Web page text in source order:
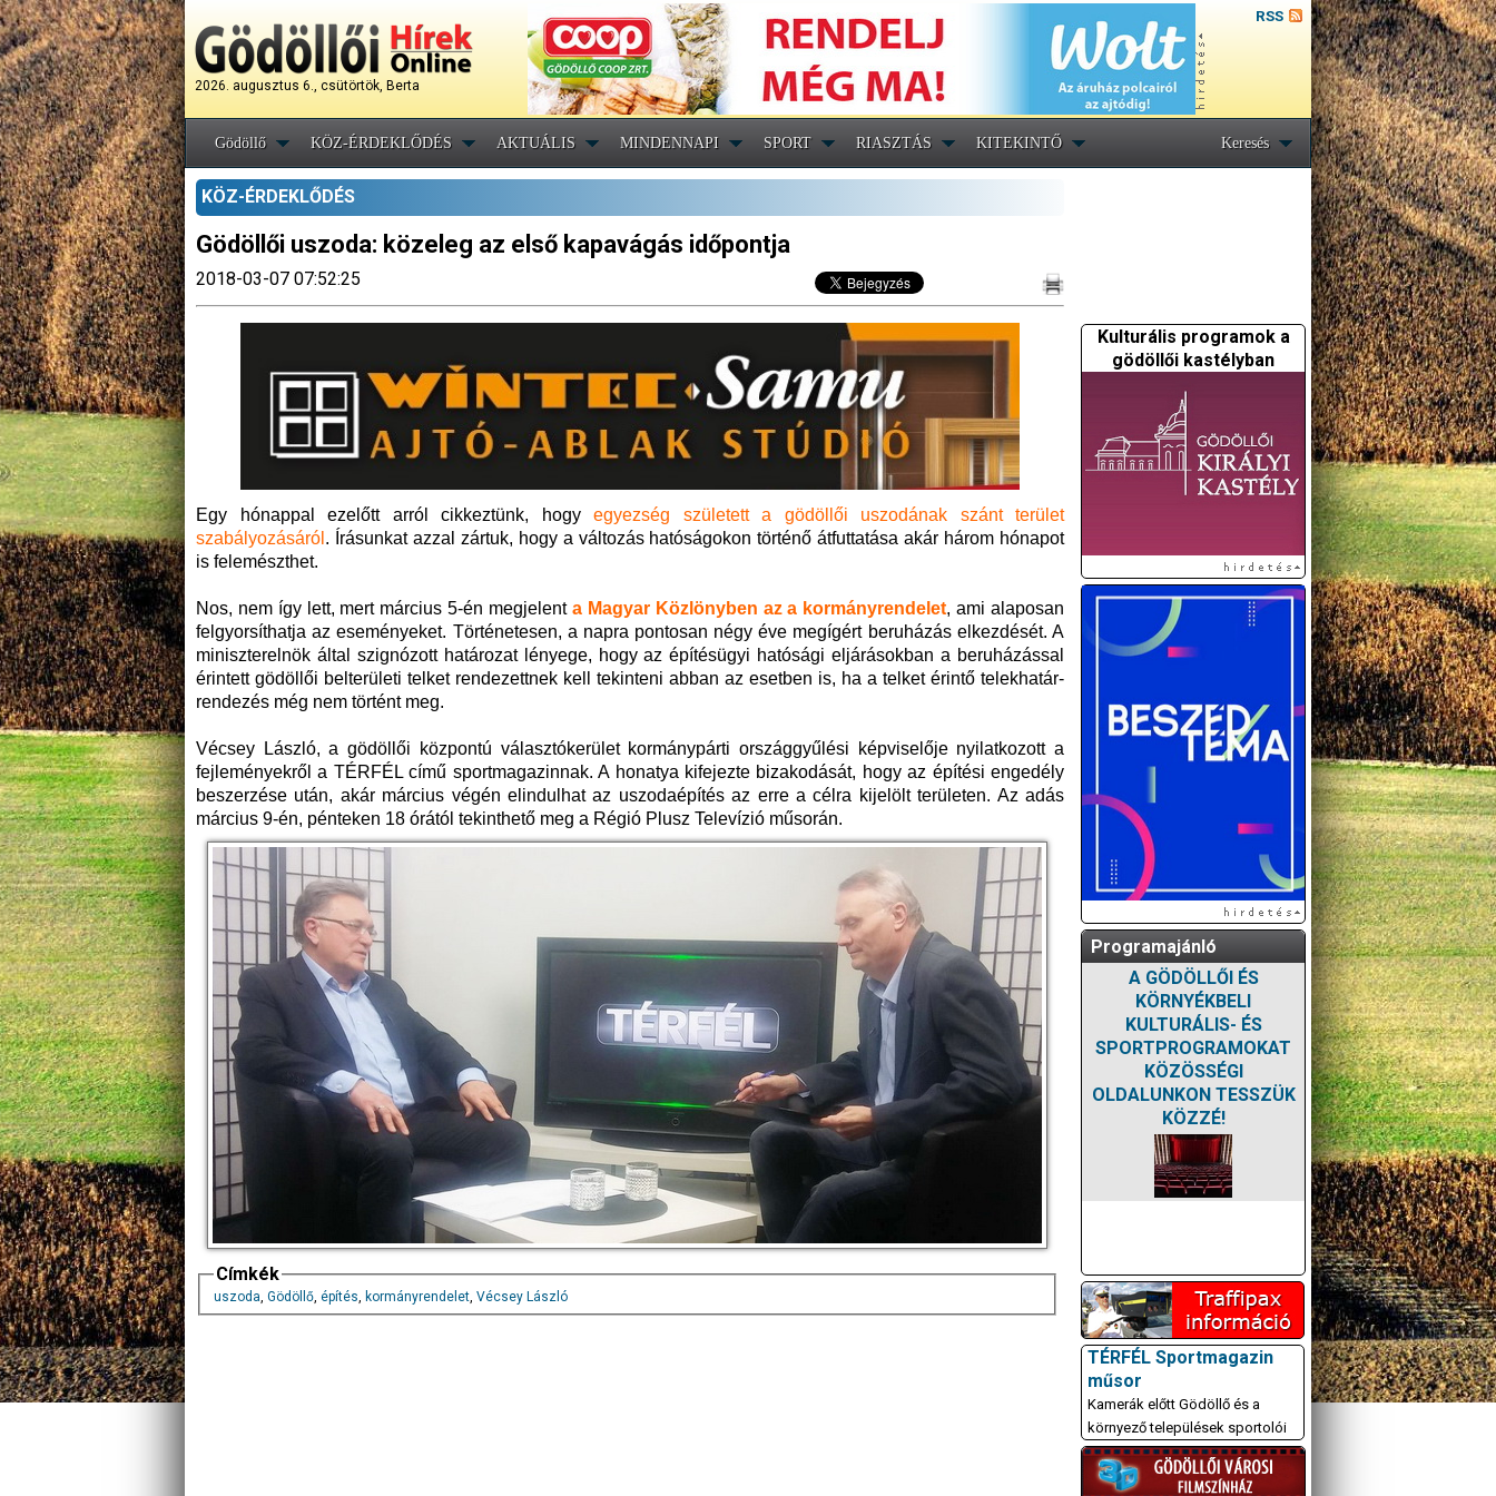
2026. augusztus 6., csütörtök, Berta
RSS
Gödöllő KÖZ-ÉRDEKLŐDÉS AKTUÁLIS MINDENNAPI SPORT RIASZTÁS KITEKINTŐ Keresés
KÖZ-ÉRDEKLŐDÉS
Gödöllői uszoda: közeleg az első kapavágás időpontja
2018-03-07 07:52:25
Egy hónappal ezelőtt arról cikkeztünk, hogy egyezség született a gödöllői uszodának szánt terület
szabályozásáról . Írásunkat azzal zártuk, hogy a változás hatóságokon történő átfuttatása akár három hónapot
is felemészthet.
Nos, nem így lett, mert március 5-én megjelent a Magyar Közlönyben az a kormányrendelet, ami alaposan
felgyorsíthatja az eseményeket. Történetesen, a napra pontosan négy éve megígért beruházás elkezdését. A
miniszterelnök által szignózott határozat lényege, hogy az építésügyi hatósági eljárásokban a beruházással
érintett gödöllői belterületi telket rendezettnek kell tekinteni abban az esetben is, ha a telket érintő telekhatár-
rendezés még nem történt meg.
Vécsey László, a gödöllői központú választókerület kormánypárti országgyűlési képviselője nyilatkozott a
fejleményekről a TÉRFÉL című sportmagazinnak. A honatya kifejezte bizakodását, hogy az építési engedély
beszerzése után, akár március végén elindulhat az uszodaépítés az erre a célra kijelölt területen. Az adás
március 9-én, pénteken 18 órától tekinthető meg a Régió Plusz Televízió műsorán.
Címkék
uszoda, Gödöllő, építés, kormányrendelet, Vécsey László
Kulturális programok a
gödöllői kastélyban
Programajánló
A GÖDÖLLŐI ÉS
KÖRNYÉKBELI
KULTURÁLIS- ÉS
SPORTPROGRAMOKAT
KÖZÖSSÉGI
OLDALUNKON TESSZÜK
KÖZZÉ!
TÉRFÉL Sportmagazin
műsor
Kamerák előtt Gödöllő és a
környező települések sportolói